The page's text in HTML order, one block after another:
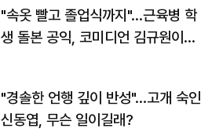
"속옷 빨고 졸업식까지"…근육병 학
생 돌본 공익, 코미디언 김규원이었
"경솔한 언행 깊이 반성"…고개 숙인
신동엽, 무슨 일이길래?